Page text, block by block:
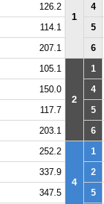
1
126.2
4
114.1
5
207.1 6
105.1
2
1
150.0
4
117.7
5
203.1 6
252.2
4
1
337.9
2
347.5
5